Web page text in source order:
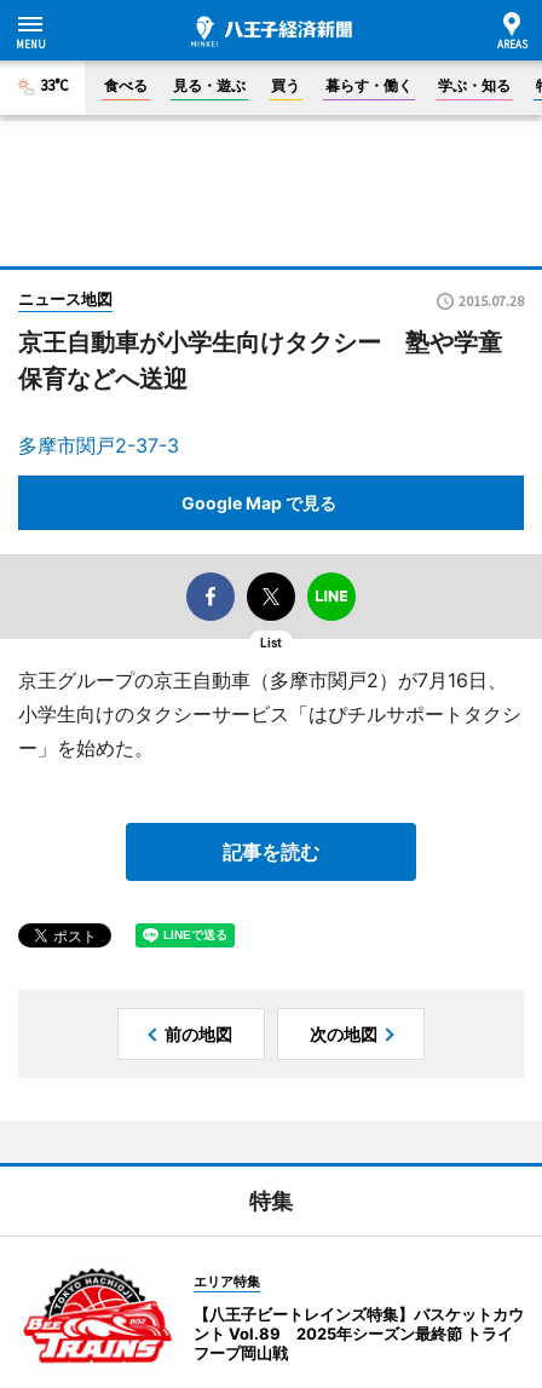
33°C 食べる 見る・遊ぶ 買う 暮らす・働く 学ぶ・知る
ニュース地図 2015.07.28
京王自動車が小学生向けタクシー 塾や学童
保育などへ送迎
多摩市関戸2-37-3
Google Map で見る
List
京王グループの京王自動車（多摩市関戸2）が7月16日、
小学生向けのタクシーサービス「はぴチルサポートタクシ
ー」を始めた。
記事を読む
前の地図 次の地図
特集
エリア特集
【八王子ビートレインズ特集】バスケットカウ
ント Vol.89 2025年シーズン最終節 トライ
フープ岡山戦